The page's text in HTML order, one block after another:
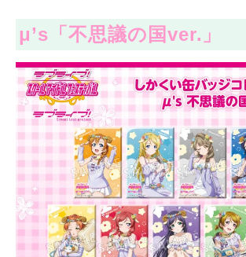
μ’s「 不思議の国ver. 」